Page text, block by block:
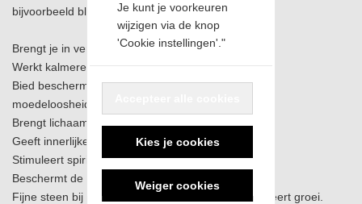
bijvoorbeeld blauw, roze of paars.
Brengt je in verbinding met de aarde.
Werkt kalmerend en laat je veilig voelen.
Bied bescherming tegen depressieve gevoelens en
moedeloosheid.
Brengt lichaam, ziel en geest in balans.
Geeft innerlijke rust.
Stimuleert spirituele en geestelijke groei.
Beschermt de aura tegen negatieve invloeden.
Fijne steen bij zwangerschap, beschermt en stimuleert groei.
Je kunt je voorkeuren
wijzigen via de knop
'Cookie instellingen'."
Kies je cookies
Weiger cookies